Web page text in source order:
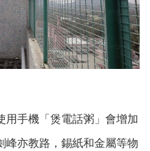
用手機「煲電話粥」會增加
峰亦教路，錫紙和金屬等物